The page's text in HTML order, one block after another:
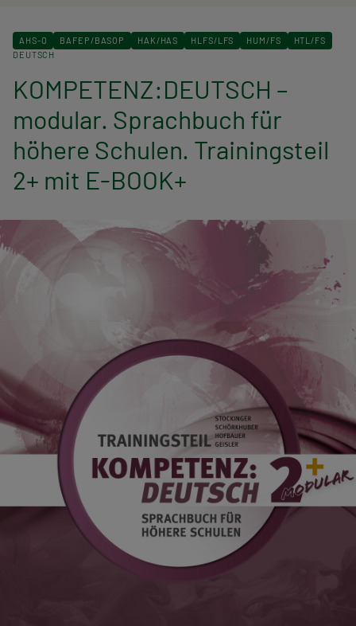
d
n
a
v
i
AHS-O BAFEP/BASOP HAK/HAS HLFS/LFS HUM/FS
HTL/FS
DEUTSCH
KOMPETENZ:DEUTSCH –
modular. Sprachbuch für
höhere Schulen. Trainingsteil
2+ mit E-BOOK+